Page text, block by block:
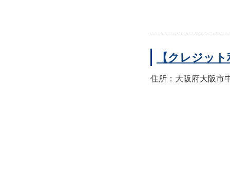
【クレジッ
住所：大阪府大阪市